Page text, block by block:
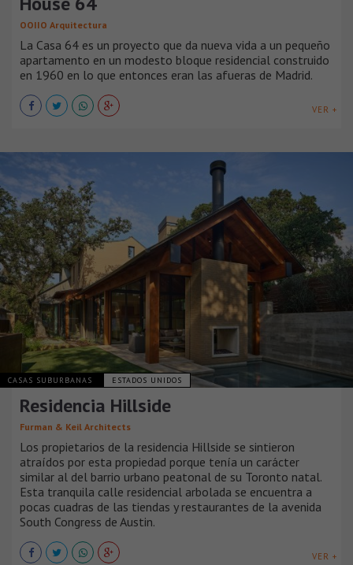
OOIIO Arquitectura
La Casa 64 es un proyecto que da nueva vida a un pequeño
apartamento en un modesto bloque residencial construido
en 1960 en lo que entonces eran las afueras de Madrid.
VER +
CASAS SUBURBANAS ESTADOS UNIDOS
Residencia Hillside
Furman & Keil Architects
Los propietarios de la residencia Hillside se sintieron
atraídos por esta propiedad porque tenía un carácter
similar al del barrio urbano peatonal de su Toronto natal.
Esta tranquila calle residencial arbolada se encuentra a
pocas cuadras de las tiendas y restaurantes de la avenida
South Congress de Austin.
VER +